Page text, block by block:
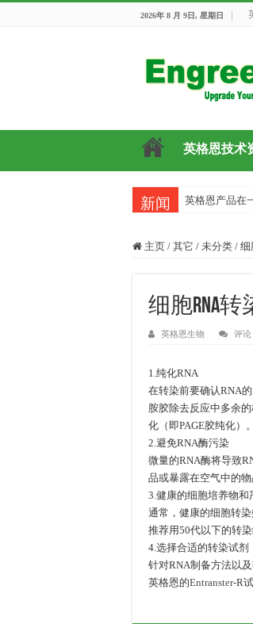
2026年 8 月 9日, 星期日
英格恩技术
新闻 英格恩产品在
主页 / 其它 / 未分类 / 细
细胞RNA
英格恩生物 评论
1.纯化RNA
在转染前要确认RNA
胺胶除去反应中多余
化（即PAGE胶纯化）。
2.避免RNA酶污染
微量的RNA酶将导致
品或暴露在空气中的
3.健康的细胞培养物
通常，健康的细胞转
推荐用50代以下的转
4.选择合适的转染试剂
针对RNA制备方法以
英格恩的Entranster-R